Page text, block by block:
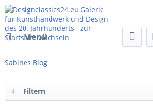
Menü
Sabines Blog
Filtern